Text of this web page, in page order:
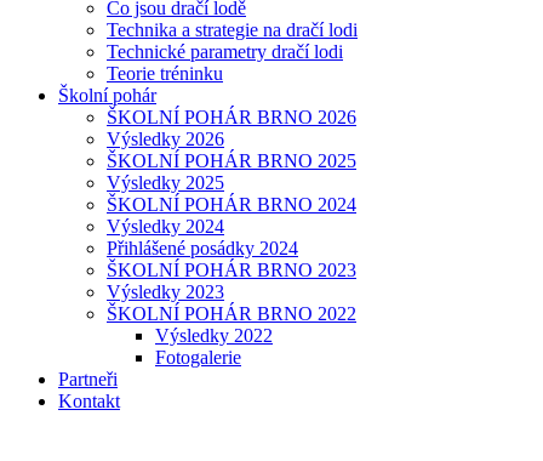
Co jsou dračí lodě
Technika a strategie na dračí lodi
Technické parametry dračí lodi
Teorie tréninku
Školní pohár
ŠKOLNÍ POHÁR BRNO 2026
Výsledky 2026
ŠKOLNÍ POHÁR BRNO 2025
Výsledky 2025
ŠKOLNÍ POHÁR BRNO 2024
Výsledky 2024
Přihlášené posádky 2024
ŠKOLNÍ POHÁR BRNO 2023
Výsledky 2023
ŠKOLNÍ POHÁR BRNO 2022
Výsledky 2022
Fotogalerie
Partneři
Kontakt